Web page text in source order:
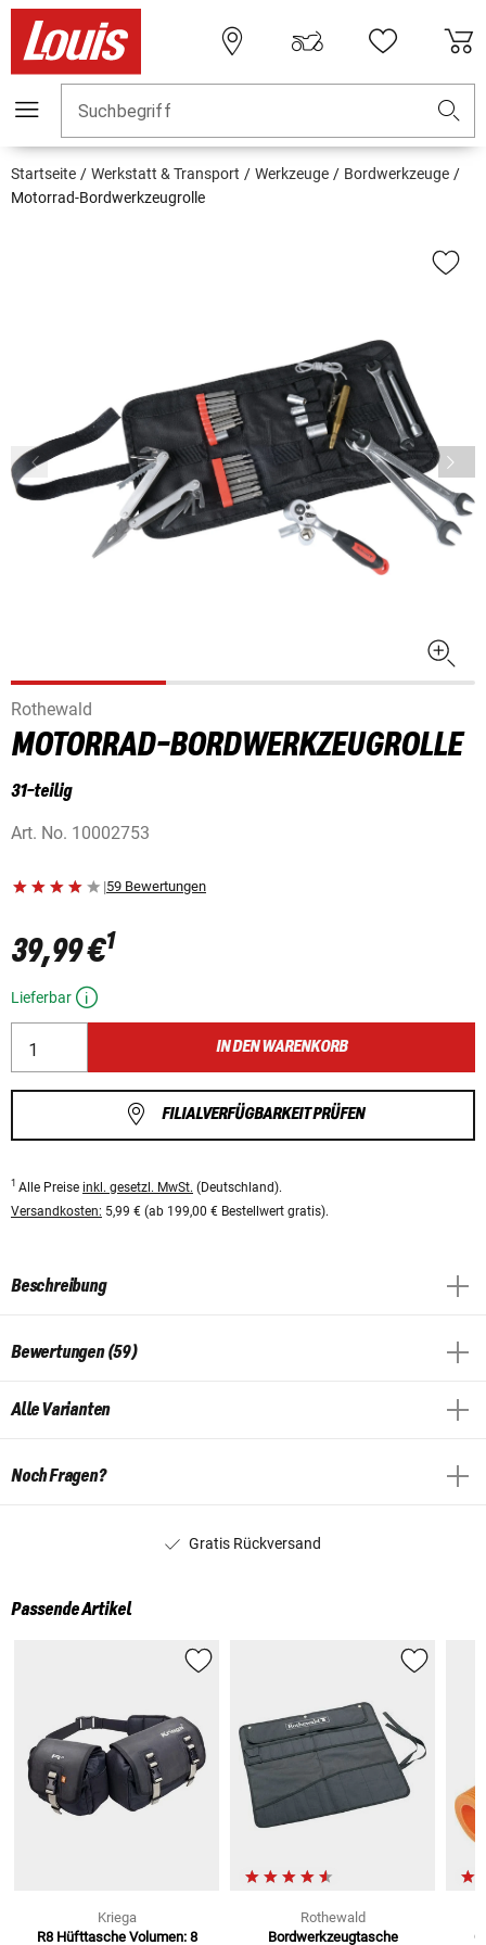
Suchbegriff
Startseite Werkstatt & Transport Werkzeuge
Bordwerkzeuge
Motorrad-Bordwerkzeugrolle
Rothewald
MOTORRAD-BORDWERKZEUGROLLE
31-teilig
Art. No. 10002753
|59 Bewertungen
39,99 €1
Lieferbar
IN DEN WARENKORB
FILIALVERFÜGBARKEIT PRÜFEN
1 Alle Preise inkl. gesetzl. MwSt. (Deutschland).
Versandkosten: 5,99 € (ab 199,00 € Bestellwert gratis).
Beschreibung
Bewertungen (59)
Alle Varianten
Noch Fragen?
Gratis Rückversand
Passende Artikel
Kriega
R8 Hüfttasche Volumen: 8
Rothewald
Bordwerkzeugtasche